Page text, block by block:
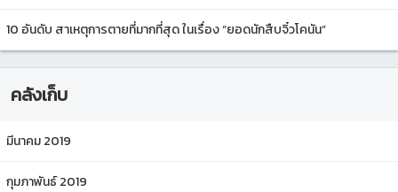
10 อันดับ สาเหตุการตายที่มากที่สุด ในเรื่อง “ยอดนักสืบจิ๋วโคนัน”
คลังเก็บ
มีนาคม 2019
กุมภาพันธ์ 2019